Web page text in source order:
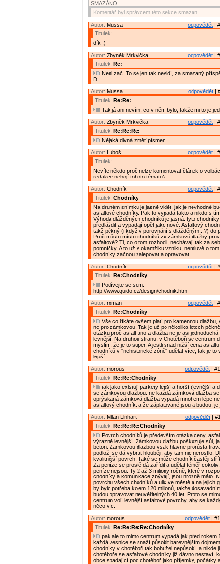
SMAZÁNO
Komentář byl správcem této sekce smazán.
odpovědět |
Autor: Mussa
Titulek:
dík :)
odpovědět |
Autor: Zbyněk Mrkvička
Titulek: Re:
Neni zač. To se jen tak nevidí, za smazaný
D
odpovědět |
Autor: Mussa
Titulek: Re:Re:
Tak já ani nevím, co v něm bylo, takže mi to je
odpovědět |
Autor: Zbyněk Mrkvička
Titulek: Re:Re:Re:
Nějaká divná změť písmen.
odpovědět |
Autor: Luboš
Titulek:
Nevíte někdo proč nelze komentovat článek o
redakce nebojí tohoto tématu?
odpovědět |
Autor: Chodník
Titulek: Chodníky
Na druhém snímku je jasně vidět, jak je nevhodné
asfaltové chodníky. Pak to vypadá takto a nikdo s
Výhoda dlážděných chodníků je jasná. tyto
předláždit a vypadají opět jako nové. Asfaltový
takž pěkný (i když v porovnání s dlážděným...?) do
Proč město místo chodníků ze zámkové dlažby
asfaltové? Ti, co o tom rozhodli, nechávají tak za
pomníčky. A to už v okamžiku vzniku, nemluvě o
chodníky začnou zalepovat a opravovat.
odpovědět |
Autor: Chodník
Titulek: Re:Chodníky
Podívejte se sem:
http://www.quido.cz/design/chodnik.htm
odpovědět |
Autor: roman
Titulek: Re:Chodníky
Vše co říkáte ovšem platí pro kamennou dlažbu,
ne pro zámkovou. Tak je už po několika letech
otázku proč asfalt ano a dlažba ne je asi jednoduchá
levnější. Na druhou stranu, v Chotěboři se centrum
myslím, že je to super. A jestli snad nižší cena
chodníků v "nehistorické zóně" udělat více, tak je to
lepší.
odpovědět |
Autor: morous
Titulek: Re:Re:Chodníky
tak jako existují parkety lepší a horší (levnější a
se zámkovou dlažbou. ne každá zámková dlažba
oprýskaná zámková dlažba vypadá mnohem lépe
asfaltový chodník. a že záplatované jsou a budou, je
odpovědět |
Autor: Milan Linhart
Titulek: Re:Re:Re:Chodníky
Povrch chodníků je především otázka ceny,
výrazně levnější. Zámkovou dlažbu poškozuje sůl,
beton. Zámkovou dlažbou však hlavně prorůstá
podloží se dá vybrat hlouběji, aby tam nic nerostlo.
kvalitnější povrch. Také se může chodník častěji
Za peníze se prostě dá zařídit a udělat téměř
peníze nejsou. Ty 2 až 3 miliony ročně, které v
chodníky a komunikace zbývají, jsou hrozně málo.
povrchu všech chodníků a ulic ve městě a na jejich
by bylo potřeba kolem 120 milionů, takže
budou opravovat neuvěřitelných 40 let. Proto se
centrum volí levnější asfaltové povrchy, aby se
něco víc.
odpovědět |
Autor: morous
Titulek: Re:Re:Re:Re:Chodníky
pak ale to mimo centrum vypadá jak před rokem
každá vesnice se snaží působit barevnějším
chodníky v chotěboři tak bohužel nepůsobí. a nikde
chotěboře se asfaltové chodníky již dávno nestaví.
obce spadající pod chotěboř jako příjemky, počátky